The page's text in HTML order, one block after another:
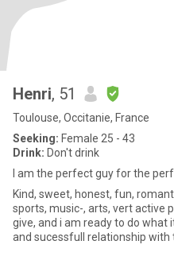
Henri, 51
Toulouse, Occitanie, France
Seeking: Female 25 - 43
Drink: Don't drink
I am the perfect guy for the
Kind, sweet, honest, fun,
sports, music-, arts, vert active
give, and i am ready to do what
and sucessfull relationship with